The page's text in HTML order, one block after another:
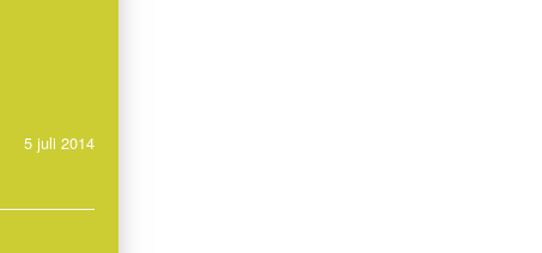
5 juli 2014